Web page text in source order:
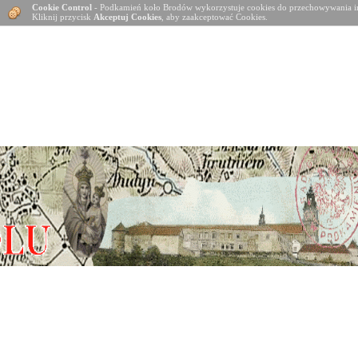
Cookie Control - Podkamień koło Brodów wykorzystuje cookies do
Kliknij przycisk Akceptuj Cookies , aby zaakceptować Cookies.